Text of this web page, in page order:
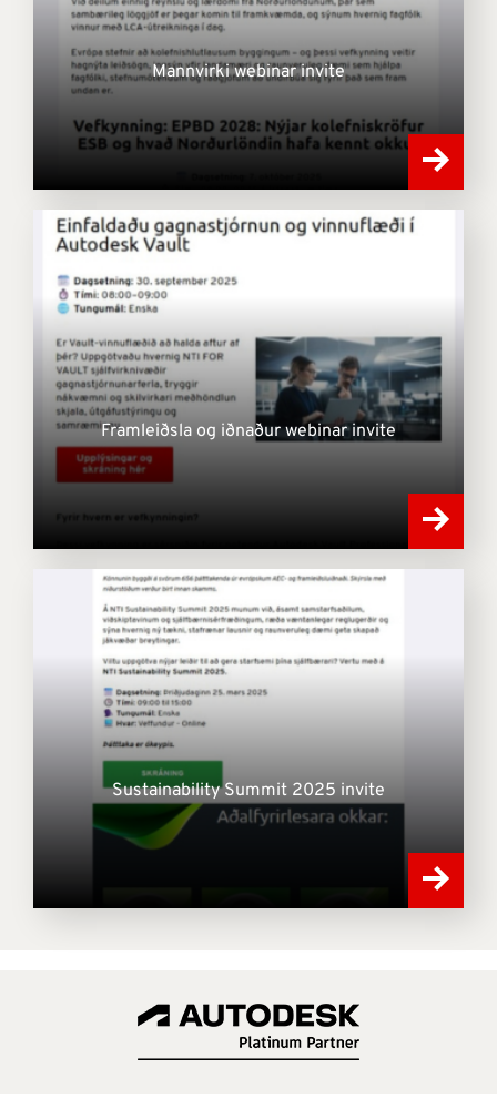
Mannvirki webinar invite
Framleiðsla og iðnaður webinar invite
Sustainability Summit 2025 invite